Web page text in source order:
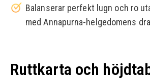
Balanserar perfekt lugn och ro
med Annapurna-helgedomens
Ruttkarta och